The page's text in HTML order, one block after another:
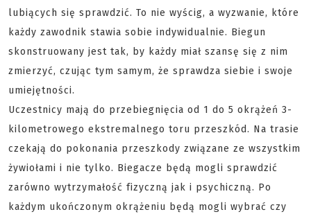
lubiących się sprawdzić. To nie wyścig, a wyzwanie, które
każdy zawodnik stawia sobie indywidualnie. Biegun
skonstruowany jest tak, by każdy miał szansę się z nim
zmierzyć, czując tym samym, że sprawdza siebie i swoje
umiejętności.
Uczestnicy mają do przebiegnięcia od 1 do 5 okrążeń 3-
kilometrowego ekstremalnego toru przeszkód. Na trasie
czekają do pokonania przeszkody związane ze wszystkim
żywiołami i nie tylko. Biegacze będą mogli sprawdzić
zarówno wytrzymałość fizyczną jak i psychiczną. Po
każdym ukończonym okrążeniu będą mogli wybrać czy